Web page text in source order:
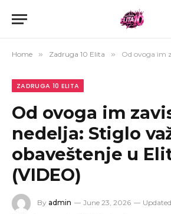
Home » Zadruga 10 Elita » Od ovoga im zavisi cela
ZADRUGA 10 ELITA
Od ovoga im
nedelja: Stiglo
obaveštenje u
(VIDEO)
By admin June 23, 2026